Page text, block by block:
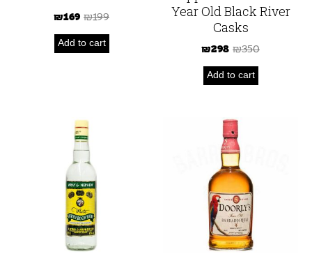
Year Old Black River
Casks
₪350
₪298
Add to cart
₪199
₪169
Add to cart